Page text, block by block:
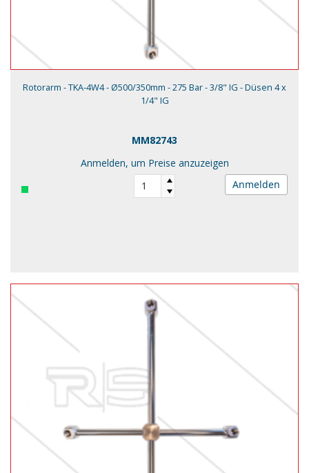
Rotorarm - TKA-4W4 - Ø500/350mm - 275 Bar - 3/8" IG - Düsen 4 x
1/4" IG
MM82743
Anmelden, um Preise anzuzeigen
Anmelden